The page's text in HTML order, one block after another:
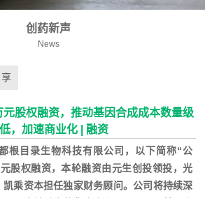
创药新声
News
享
股权融资，推动基因合成成本数量级
，加速商业化 | 融资
根目录生物科技有限公司，以下简称“公
股权融资，本轮融资由元生创投领投，光
乘资本担任独家财务顾问。公司将持续深